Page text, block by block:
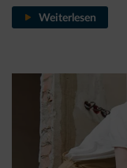
Weiterlesen